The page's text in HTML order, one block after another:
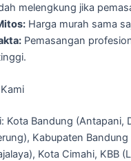
melengkung jika
Harga murah sama
Pemasangan
Kota Bandung (Antapani,
Kabupaten Bandung
Kota Cimahi, KBB